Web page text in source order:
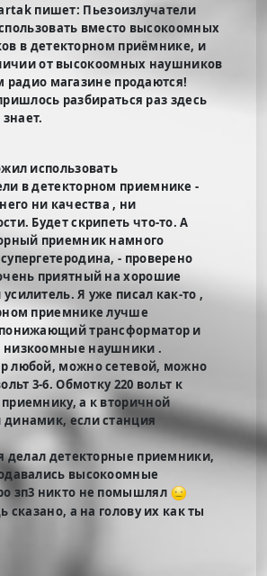
пишет: Пьезоизлучатели
вместо высокоомных
в детекторном приёмнике, и
от высокоомных наушников
радио магазине продаются!
разбираться раз здесь
использовать
в детекторном приемнике -
ни качества , ни
Будет скрипеть что-то. А
приемник намного
- проверено
приятный на хорошие
Я уже писал как-то ,
приемнике лучше
понижающий трансформатор и
низкоомные наушники .
любой, можно сетевой, можно
3-6. Обмотку 220 вольт к
а к вторичной
если станция
делал детекторные приемники,
высокоомные
зп3 никто не помышлял
сказано, а на голову их как ты